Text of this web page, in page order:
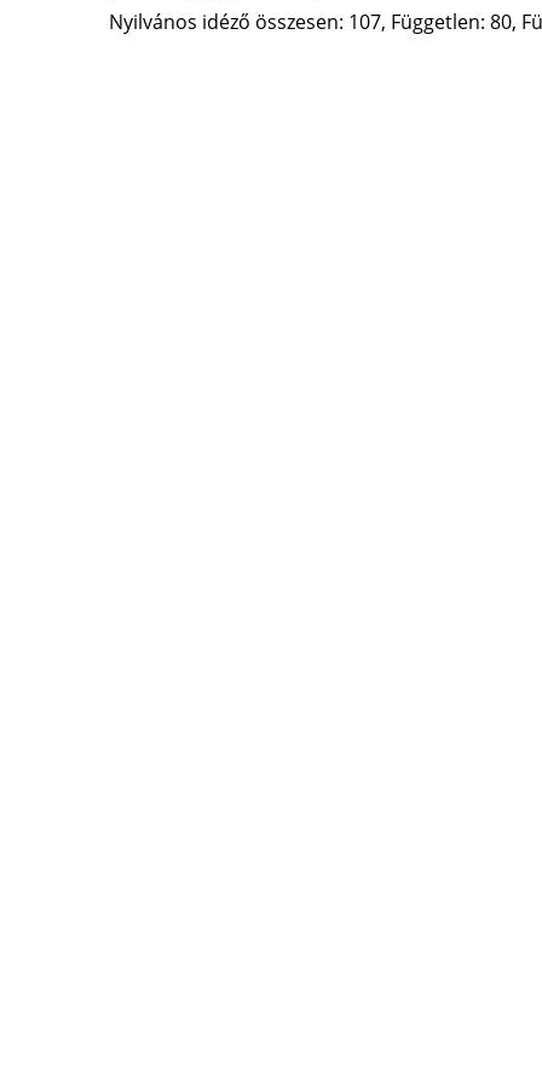
Nyilvános idéző összesen: 107, Független: 80,